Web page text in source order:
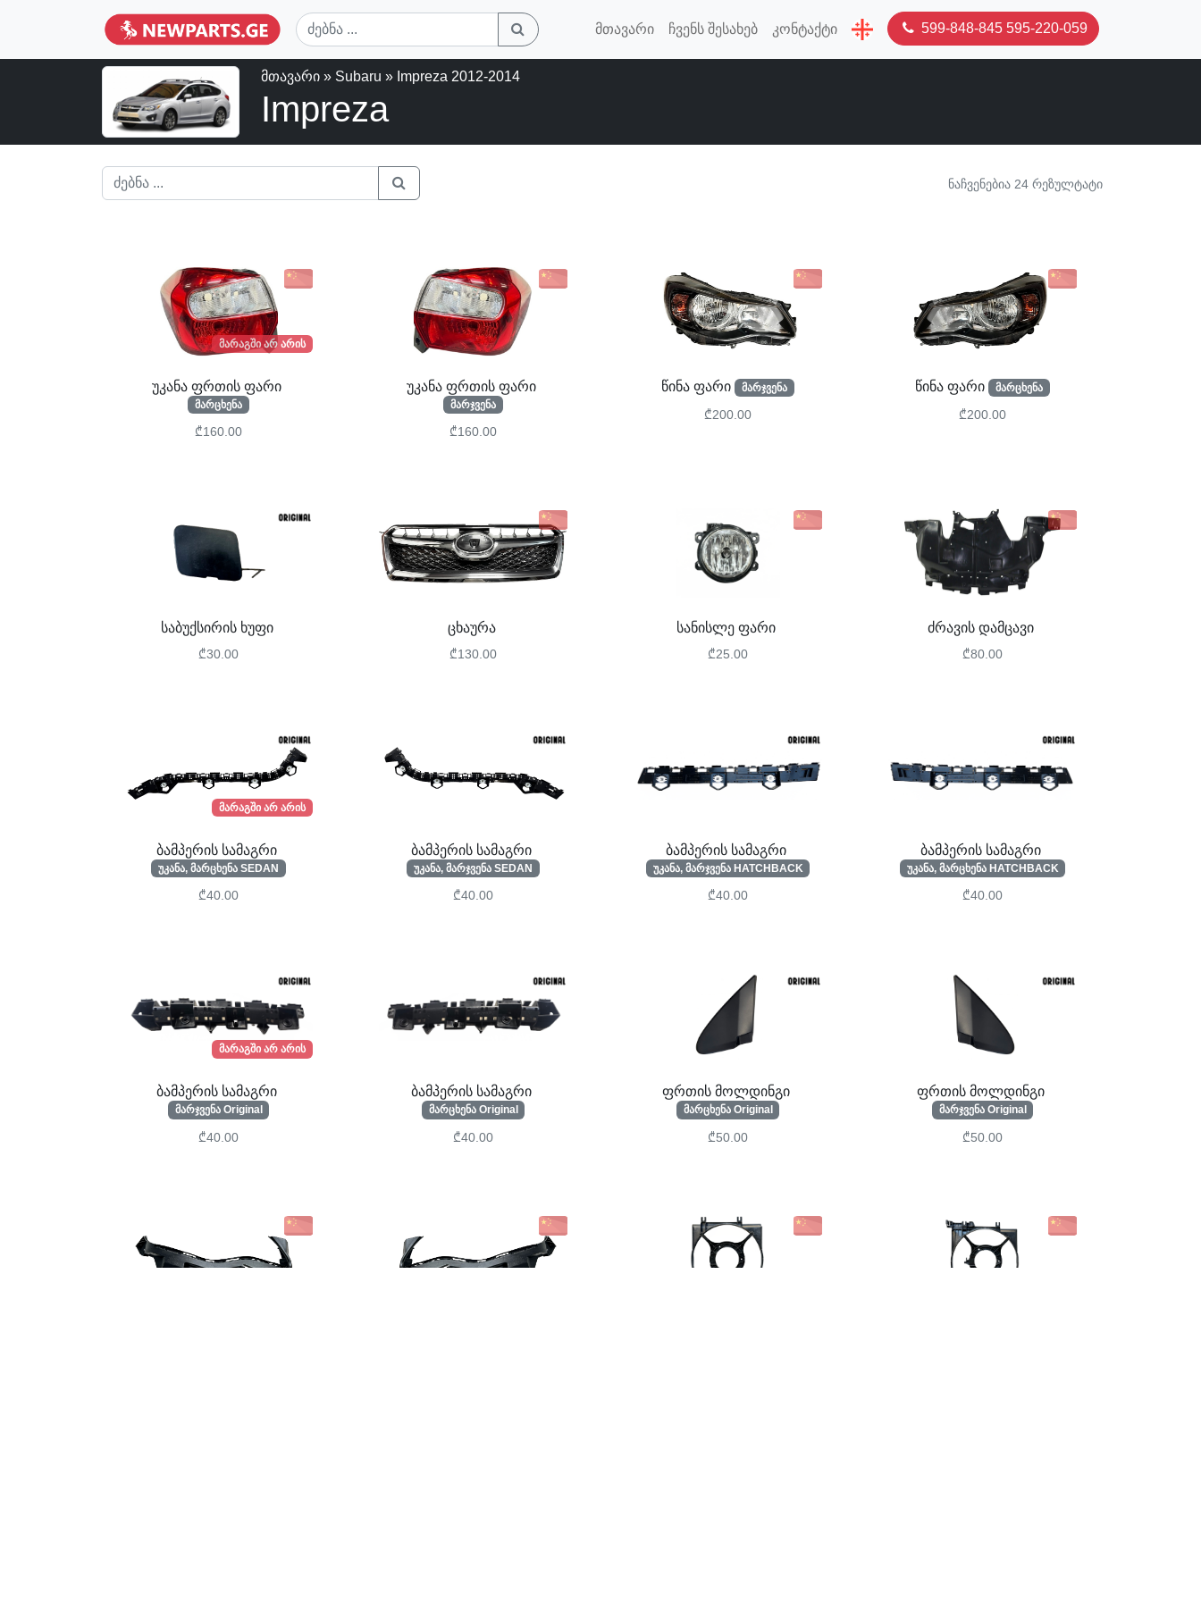
მთავარი ჩვენს შესახებ კონტაქტი 599-848-845 595-220-059
მთავარი » Subaru » Impreza 2012-2014
Impreza
ნაჩვენებია 24 რეზულტატი
მარაგში არ არის
უკანა ფრთის ფარი
მარცხენა
₾160.00
უკანა ფრთის ფარი
მარჯვენა
₾160.00
წინა ფარი მარჯვენა
₾200.00
წინა ფარი მარცხენა
₾200.00
საბუქსირის ხუფი
₾30.00
ცხაურა
₾130.00
სანისლე ფარი
₾25.00
ძრავის დამცავი
₾80.00
მარაგში არ არის
ბამპერის სამაგრი
უკანა, მარცხენა SEDAN
₾40.00
ბამპერის სამაგრი
უკანა, მარჯვენა SEDAN
₾40.00
ბამპერის სამაგრი
უკანა, მარჯვენა HATCHBACK
₾40.00
ბამპერის სამაგრი
უკანა, მარცხენა HATCHBACK
₾40.00
მარაგში არ არის
ბამპერის სამაგრი
მარჯვენა Original
₾40.00
ბამპერის სამაგრი
მარცხენა Original
₾40.00
ფრთის მოლდინგი
მარცხენა Original
₾50.00
ფრთის მოლდინგი
მარჯვენა Original
₾50.00